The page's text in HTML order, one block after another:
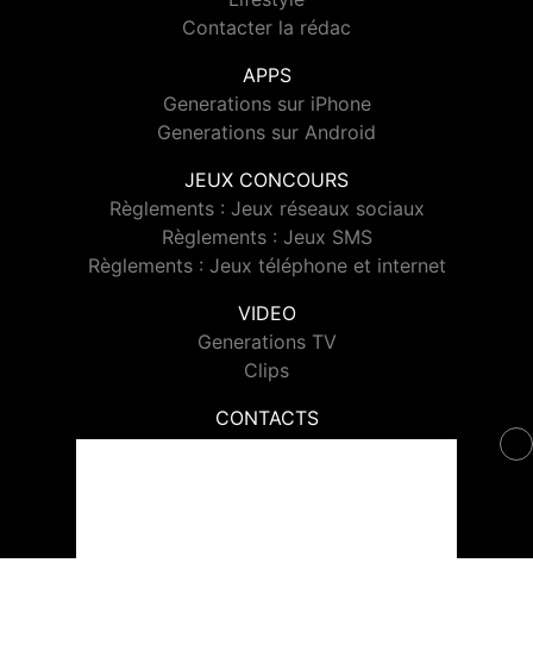
Contacter la rédac
APPS
Generations sur iPhone
Generations sur Android
JEUX CONCOURS
Règlements : Jeux réseaux sociaux
Règlements : Jeux SMS
Règlements : Jeux téléphone et internet
VIDEO
Generations TV
Clips
CONTACTS
Contacter Generations